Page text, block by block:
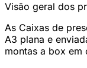
Visão geral dos
As Caixas de
A3 plana e
montas a box em